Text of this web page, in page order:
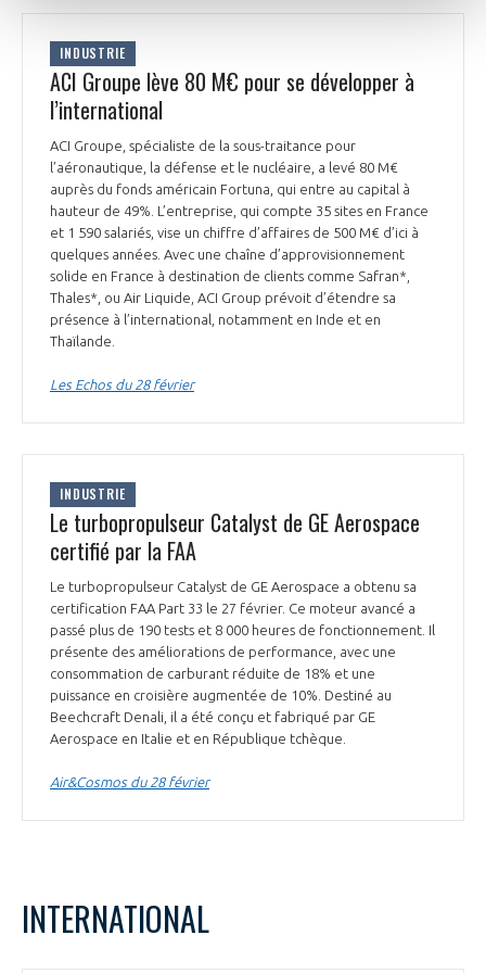
INDUSTRIE
ACI Groupe lève 80 M€ pour se développer à
l’international
ACI Groupe, spécialiste de la sous-traitance pour
l’aéronautique, la défense et le nucléaire, a levé 80 M€
auprès du fonds américain Fortuna, qui entre au capital à
hauteur de 49%. L’entreprise, qui compte 35 sites en France
et 1 590 salariés, vise un chiffre d’affaires de 500 M€ d’ici à
quelques années. Avec une chaîne d’approvisionnement
solide en France à destination de clients comme Safran*,
Thales*, ou Air Liquide, ACI Group prévoit d’étendre sa
présence à l’international, notamment en Inde et en
Thaïlande.
Les Echos du 28 février
INDUSTRIE
Le turbopropulseur Catalyst de GE Aerospace
certifié par la FAA
Le turbopropulseur Catalyst de GE Aerospace a obtenu sa
certification FAA Part 33 le 27 février. Ce moteur avancé a
passé plus de 190 tests et 8 000 heures de fonctionnement. Il
présente des améliorations de performance, avec une
consommation de carburant réduite de 18% et une
puissance en croisière augmentée de 10%. Destiné au
Beechcraft Denali, il a été conçu et fabriqué par GE
Aerospace en Italie et en République tchèque.
Air&Cosmos du 28 février
INTERNATIONAL